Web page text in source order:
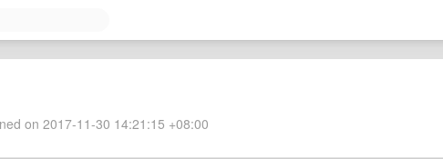
on 2017-11-30 14:21:15 +08:00